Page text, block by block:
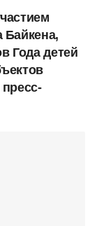
Байкена,
Года детей